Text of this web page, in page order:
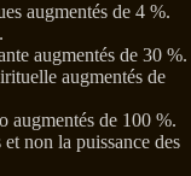
augmentés de 4 %.
augmentés de 30 %.
augmentés de
augmentés de 100 %.
non la puissance des